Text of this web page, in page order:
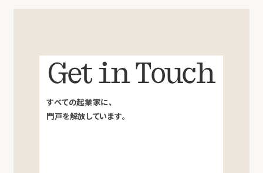
Get in Touch
すべての起業家に、
門戸を解放しています。